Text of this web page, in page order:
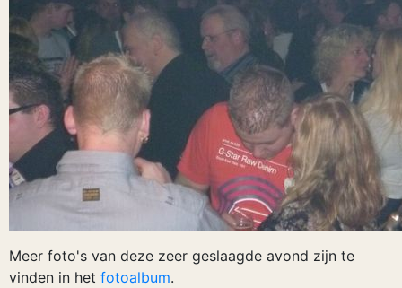
Meer foto's van deze zeer geslaagde avond zijn te
vinden in het fotoalbum.